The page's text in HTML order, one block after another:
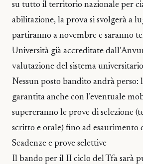
su tutto il territorio nazionale per
abilitazione, la prova si svolgerà a
partiranno a novembre e saranno
Università già accreditate
valutazione del sistema
Nessun posto bandito andrà perso:
garantita anche con l’eventuale
supereranno le prove di selezione
scritto e orale) fino ad esaurimento
Scadenze e prove selettive
Il bando per il II ciclo del Tfa sarà